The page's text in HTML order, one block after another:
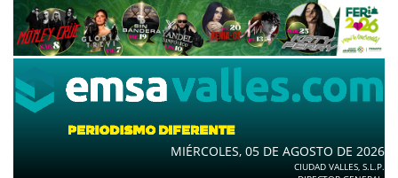
MIÉRCOLES, 05 DE AGOSTO DE 2026
CIUDAD VALLES, S.L.P.